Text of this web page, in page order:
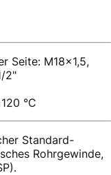
Seite: M18x1,5,
2"
°C
Standard-
Rohrgewinde,